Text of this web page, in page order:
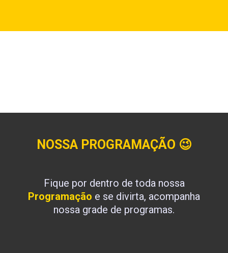
NOSSA PROGRAMAÇÃO 😉
Fique por dentro de toda nossa
Programação e se divirta, acompanha
nossa grade de programas.